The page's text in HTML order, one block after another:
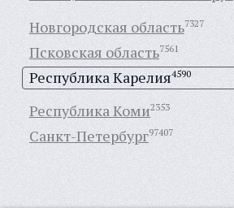
Новгородская область7327
Псковская область7561
Республика Карелия4590
Республика Коми2353
Санкт-Петербург97407